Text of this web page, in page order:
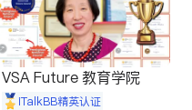
VSA Future 教育学院
iTalkBB精英认证